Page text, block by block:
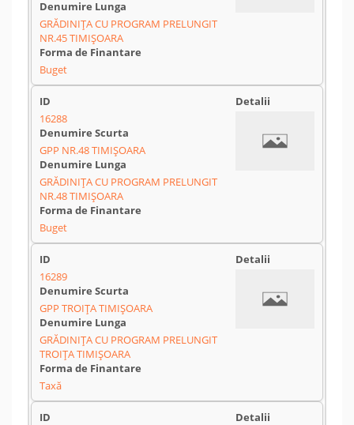
GRĂDINIȚA CU PROGRAM PRELUNGIT
NR.45 TIMIȘOARA
Buget
16288
GPP NR.48 TIMIȘOARA
GRĂDINIȚA CU PROGRAM PRELUNGIT
NR.48 TIMIȘOARA
Buget
16289
GPP TROIȚA TIMIȘOARA
GRĂDINIȚA CU PROGRAM PRELUNGIT
TROIȚA TIMIȘOARA
Taxă